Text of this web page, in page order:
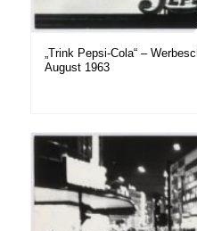
„Trink Pepsi-Cola“ –
August 1963